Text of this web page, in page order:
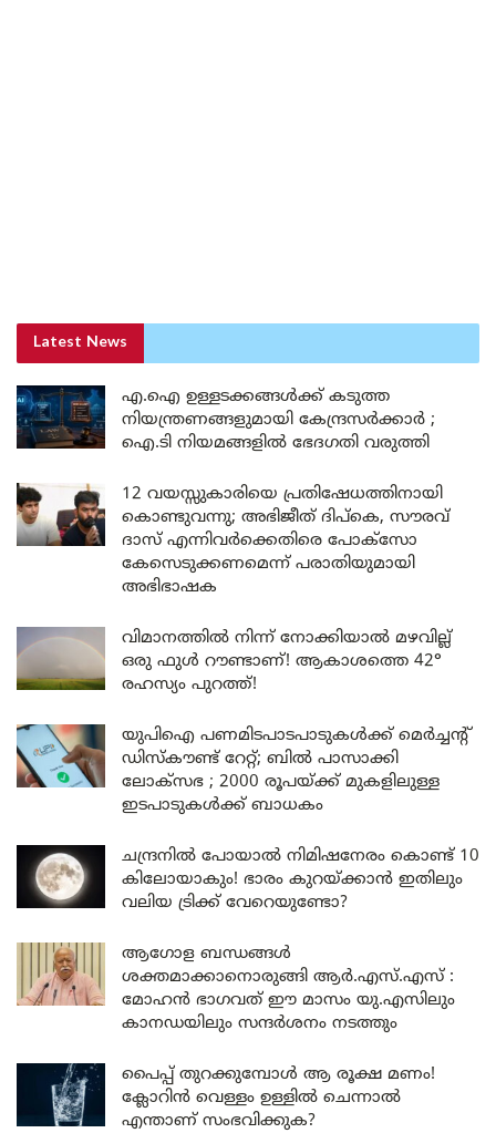
Latest News
എ.ഐ ഉള്ളടക്കങ്ങൾക്ക് കടുത്ത
നിയന്ത്രണങ്ങളുമായി കേന്ദ്രസർക്കാർ ;
ഐ.ടി നിയമങ്ങളിൽ ഭേദഗതി വരുത്തി
12 വയസ്സുകാരിയെ പ്രതിഷേധത്തിനായി
കൊണ്ടുവന്നു; അഭിജീത് ദിപ്കെ, സൗരവ്
ദാസ് എന്നിവർക്കെതിരെ പോക്സോ
കേസെടുക്കണമെന്ന് പരാതിയുമായി
അഭിഭാഷക
വിമാനത്തിൽ നിന്ന് നോക്കിയാൽ മഴവില്ല്
ഒരു ഫുൾ റൗണ്ടാണ്! ആകാശത്തെ 42°
രഹസ്യം പുറത്ത്!
യുപിഐ പണമിടപാടപാടുകൾക്ക് മെർച്ചന്റ്
ഡിസ്കൗണ്ട് റേറ്റ്; ബിൽ പാസാക്കി
ലോക്സഭ ; 2000 രൂപയ്ക്ക് മുകളിലുള്ള
ഇടപാടുകൾക്ക് ബാധകം
ചന്ദ്രനിൽ പോയാൽ നിമിഷനേരം കൊണ്ട് 10
കിലോയാകും! ഭാരം കുറയ്ക്കാൻ ഇതിലും
വലിയ ട്രിക്ക് വേറെയുണ്ടോ?
ആഗോള ബന്ധങ്ങൾ
ശക്തമാക്കാനൊരുങ്ങി ആർ.എസ്.എസ് :
മോഹൻ ഭാഗവത് ഈ മാസം യു.എസിലും
കാനഡയിലും സന്ദർശനം നടത്തും
പൈപ്പ് തുറക്കുമ്പോൾ ആ രൂക്ഷ മണം!
ക്ലോറിൻ വെള്ളം ഉള്ളിൽ ചെന്നാൽ
എന്താണ് സംഭവിക്കുക?